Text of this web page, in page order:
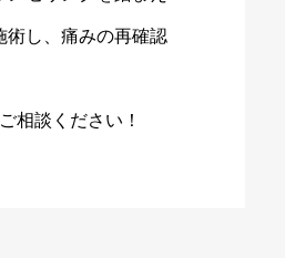
術し、痛みの再確認
談ください！